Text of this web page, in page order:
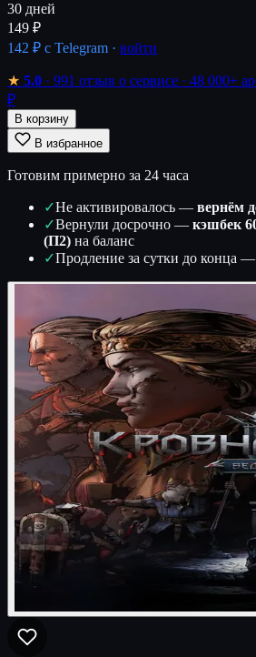
30 дней
149 ₽
142 ₽ с Telegram · войти
★ 5.0 · 991 отзыв о сервисе · 48 000+
₽
В корзину
В избранное
Готовим примерно за 24 часа
✓Не активировалось — вернём
✓Вернули досрочно — кэшбек
(П2) на баланс
✓Продление за сутки до конца —